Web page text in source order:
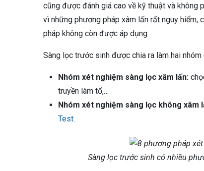
cũng được đánh giá cao về kỹ thuật và không
vì những phương pháp xâm lấn rất nguy hiểm,
pháp không còn được áp dụng.
Sàng lọc trước sinh được chia ra làm hai
Nhóm xét nghiệm sàng lọc xâm lấn:
truyền làm tổ,…
Nhóm xét nghiệm sàng lọc không xâm
Test.
Sàng lọc trước sinh có nhiều